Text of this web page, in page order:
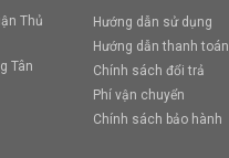
Thủ
Tân
Hướng dẫn sử dụng
Hướng dẫn thanh toán
Chính sách đổi trả
Phí vận chuyển
Chính sách bảo hành